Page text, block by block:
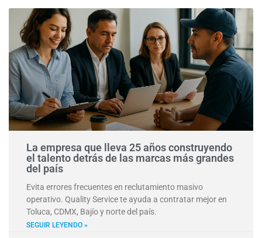
La empresa que lleva 25 años construyendo
el talento detrás de las marcas más grandes
del país
Evita errores frecuentes en reclutamiento masivo
operativo. Quality Service te ayuda a contratar mejor en
Toluca, CDMX, Bajío y norte del país.
SEGUIR LEYENDO »